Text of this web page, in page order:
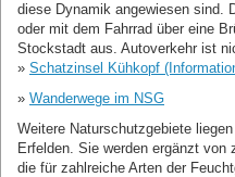
diese Dynamik angewiesen sind.
oder mit dem Fahrrad über eine
Stockstadt aus. Autoverkehr ist
» Schatzinsel Kühkopf
» Wanderwege im NSG
Weitere Naturschutzgebiete
Erfelden. Sie werden ergänzt von
die für zahlreiche Arten der